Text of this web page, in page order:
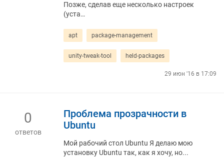
Позже, сделав еще несколько настроек
(уста…
apt package-management
unity-tweak-tool held-packages
29 июн '16 в 17:09
0
ответов
Проблема прозрачности в
Ubuntu
Мой рабочий стол Ubuntu Я делаю мою
установку Ubuntu так, как я хочу, но...